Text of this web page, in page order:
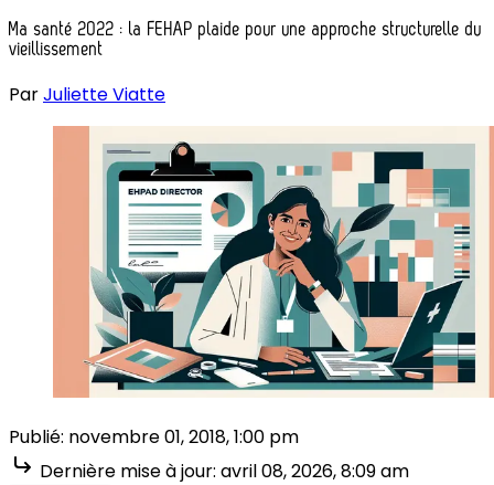
Ma santé 2022 : la FEHAP plaide pour une approche structurelle du
vieillissement
ParJuliette Viatte
Publié: novembre 01, 2018, 1:00 pm
Dernière mise à jour: avril 08, 2026, 8:09 am